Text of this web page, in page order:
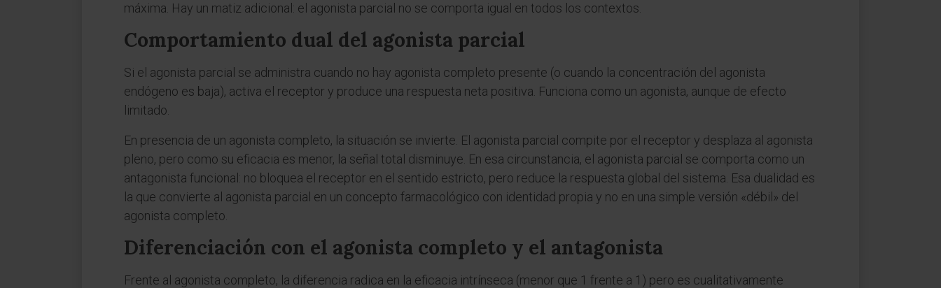
máxima. Hay un matiz adicional: el agonista parcial no se comporta igual en todos los contextos.
Comportamiento dual del agonista parcial
Si el agonista parcial se administra cuando no hay agonista completo presente (o cuando la concentración del agonista
endógeno es baja), activa el receptor y produce una respuesta neta positiva. Funciona como un agonista, aunque de efecto
limitado.
En presencia de un agonista completo, la situación se invierte. El agonista parcial compite por el receptor y desplaza al agonista
pleno, pero como su eficacia es menor, la señal total disminuye. En esa circunstancia, el agonista parcial se comporta como un
antagonista funcional: no bloquea el receptor en el sentido estricto, pero reduce la respuesta global del sistema. Esa dualidad es
la que convierte al agonista parcial en un concepto farmacológico con identidad propia y no en una simple versión «débil» del
agonista completo.
Diferenciación con el agonista completo y el antagonista
Frente al agonista completo, la diferencia radica en la eficacia intrínseca (menor que 1 frente a 1) pero es cualitativamente